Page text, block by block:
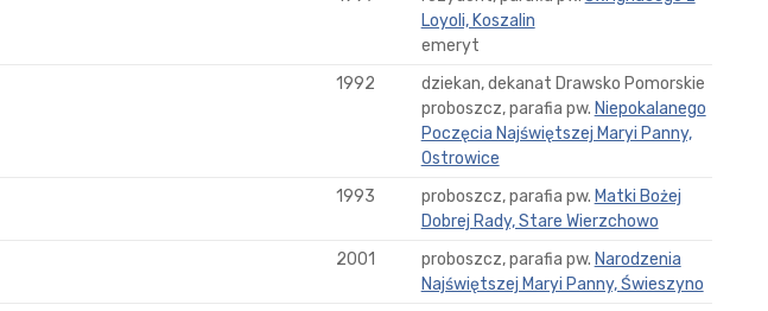
Loyoli, Koszalin
emeryt
1992
dziekan, dekanat Drawsko Pomorskie
proboszcz, parafia pw. Niepokalanego
Poczęcia Najświętszej Maryi Panny,
Ostrowice
1993 proboszcz, parafia pw. Matki Bożej
Dobrej Rady, Stare Wierzchowo
2001 proboszcz, parafia pw. Narodzenia
Najświętszej Maryi Panny, Świeszyno